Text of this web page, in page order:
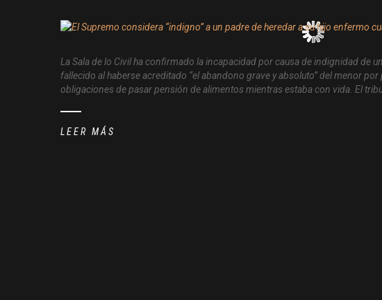
La Sala de lo Civil ha confirmado la incapacidad por causa de indignidad de
fallecido al haberse acreditado “el abandono grave y absoluto” del menor
obligaciones de pasar pensión de alimentos mientras estaba con vida. El
LEER MÁS